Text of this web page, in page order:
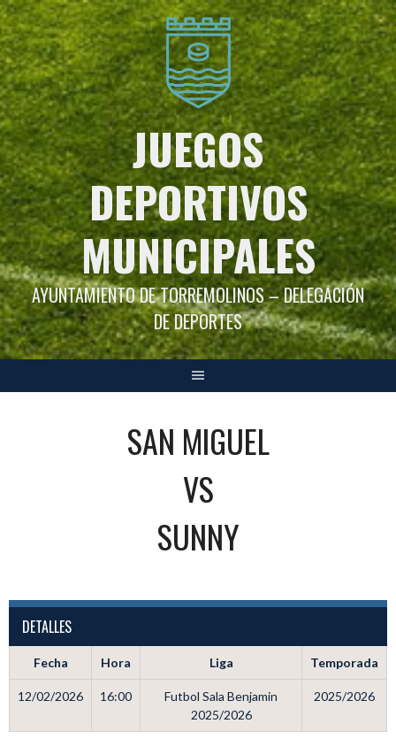
Saltar
al
contenido
JUEGOS
DEPORTIVOS
MUNICIPALES
AYUNTAMIENTO DE TORREMOLINOS – DELEGACIÓN
DE DEPORTES
SAN MIGUEL
VS
SUNNY
DETALLES
Fecha Hora Liga Temporada
12/02/2026 16:00
Futbol Sala Benjamin
2025/2026
2025/2026